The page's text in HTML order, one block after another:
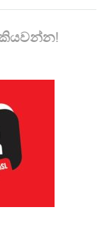
කියවන්න!